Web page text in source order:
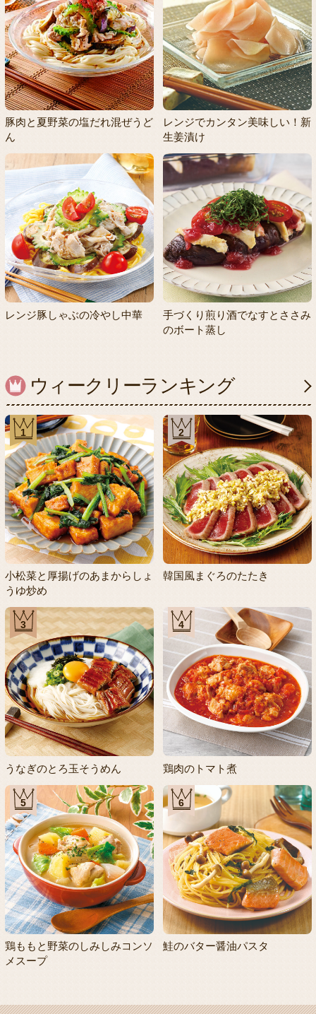
豚肉と夏野菜の塩だれ混ぜうど
ん
レンジでカンタン美味しい！新
生姜漬け
レンジ豚しゃぶの冷やし中華
手づくり煎り酒でなすとささみ
のボート蒸し
ウィークリーランキング
1
小松菜と厚揚げのあまからしょ
うゆ炒め
2
韓国風まぐろのたたき
3
うなぎのとろ玉そうめん
4
鶏肉のトマト煮
5
鶏ももと野菜のしみしみコンソ
メスープ
6
鮭のバター醤油パスタ